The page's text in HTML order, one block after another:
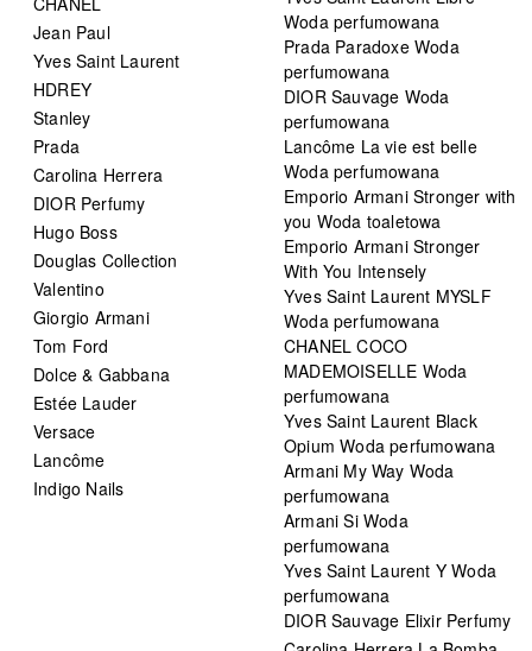
Jean Paul
Yves Saint Laurent
HDREY
Stanley
Prada
Carolina Herrera
DIOR Perfumy
Hugo Boss
Douglas Collection
Valentino
Giorgio Armani
Tom Ford
Dolce & Gabbana
Estée Lauder
Versace
Lancôme
Indigo Nails
Woda perfumowana
Prada Paradoxe Woda
perfumowana
DIOR Sauvage Woda
perfumowana
Lancôme La vie est belle
Woda perfumowana
Emporio Armani Stronger with
you Woda toaletowa
Emporio Armani Stronger
With You Intensely
Yves Saint Laurent MYSLF
Woda perfumowana
CHANEL COCO
MADEMOISELLE Woda
perfumowana
Yves Saint Laurent Black
Opium Woda perfumowana
Armani My Way Woda
perfumowana
Armani Si Woda
perfumowana
Yves Saint Laurent Y Woda
perfumowana
DIOR Sauvage Elixir Perfumy